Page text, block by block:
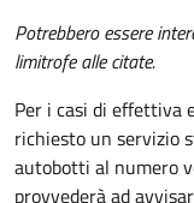
Potrebbero essere
limitrofe alle citate.
Per i casi di effettiva
richiesto un servizio
autobotti al numero
provvederà ad